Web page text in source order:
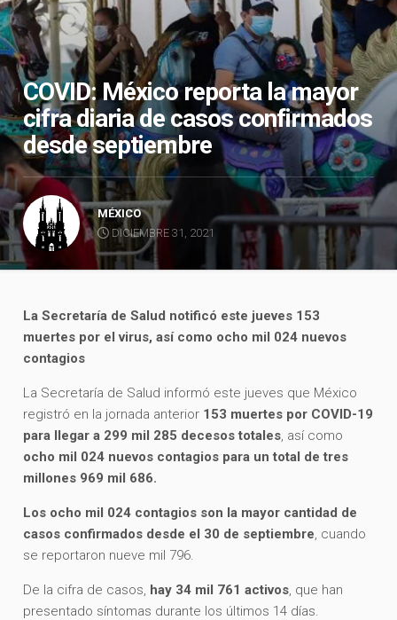
COVID: México reporta la mayor
cifra diaria de casos confirmados
desde septiembre
MÉXICO
DICIEMBRE 31, 2021
La Secretaría de Salud notificó este jueves 153
muertes por el virus, así como ocho mil 024 nuevos
contagios
La Secretaría de Salud informó este jueves que México
registró en la jornada anterior 153 muertes por COVID-19
para llegar a 299 mil 285 decesos totales, así como
ocho mil 024 nuevos contagios para un total de tres
millones 969 mil 686.
Los ocho mil 024 contagios son la mayor cantidad de
casos confirmados desde el 30 de septiembre, cuando
se reportaron nueve mil 796.
De la cifra de casos, hay 34 mil 761 activos, que han
presentado síntomas durante los últimos 14 días.